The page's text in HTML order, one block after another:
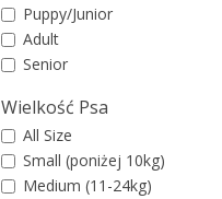
Puppy/Junior
Adult
Senior
Wielkość Psa
All Size
Small (poniżej 10kg)
Medium (11-24kg)